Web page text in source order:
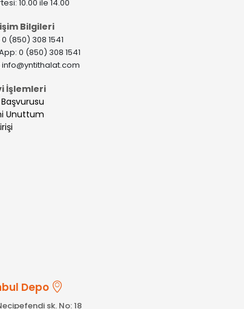
10.00 ile 14.00
Bilgileri
(850) 308 1541
0 (850) 308 1541
info@yntithalat.com
İşlemleri
Unuttum
Depo
sk. No: 18